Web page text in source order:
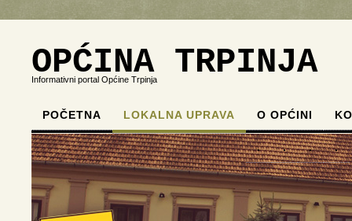
OPĆINA TRPINJA
Informativni portal Općine Trpinja
POČETNA LOKALNA UPRAVA O OPĆINI
. . . .